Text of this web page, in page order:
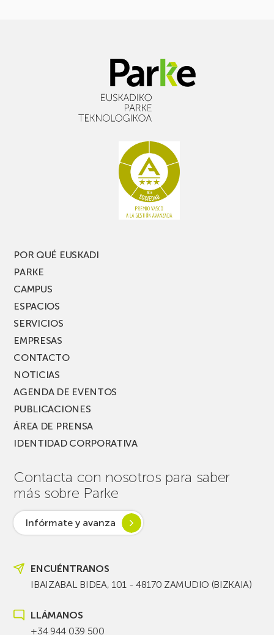
POR QUÉ EUSKADI
PARKE
CAMPUS
ESPACIOS
SERVICIOS
EMPRESAS
CONTACTO
NOTICIAS
AGENDA DE EVENTOS
PUBLICACIONES
ÁREA DE PRENSA
IDENTIDAD CORPORATIVA
Contacta con nosotros para saber
más sobre Parke
Infórmate y avanza
ENCUÉNTRANOS
IBAIZABAL BIDEA, 101 - 48170 ZAMUDIO (BIZKAIA)
LLÁMANOS
+34 944 039 500